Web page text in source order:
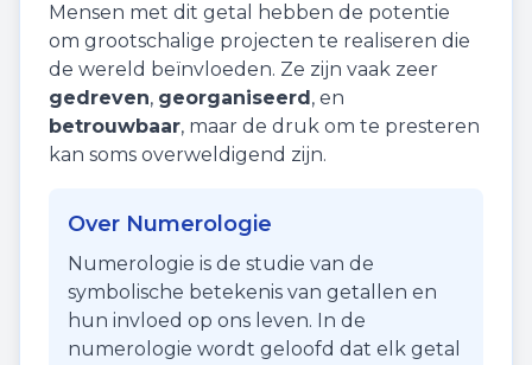
Mensen met dit getal hebben de potentie
om grootschalige projecten te realiseren die
de wereld beïnvloeden. Ze zijn vaak zeer
gedreven, georganiseerd, en
betrouwbaar, maar de druk om te presteren
kan soms overweldigend zijn.
Over Numerologie
Numerologie is de studie van de
symbolische betekenis van getallen en
hun invloed op ons leven. In de
numerologie wordt geloofd dat elk getal